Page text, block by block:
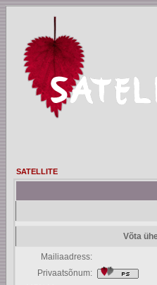
SATELLITE
Võta
Mailiaadress:
Privaatsõnum: